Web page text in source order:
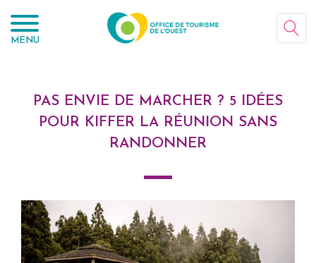
MENU
PAS ENVIE DE MARCHER ? 5 IDÉES
POUR KIFFER LA RÉUNION SANS
RANDONNER